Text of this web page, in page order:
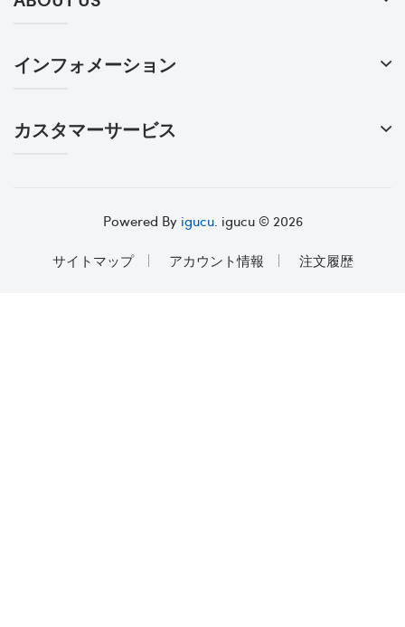
インフォメーション
カスタマーサービス
Powered By igucu. igucu © 2026
サイトマップ
アカウント情報 注文履歴